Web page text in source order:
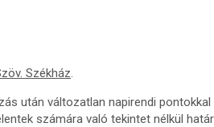
Székház.
után változatlan napirendi
számára való tekintet nélkül